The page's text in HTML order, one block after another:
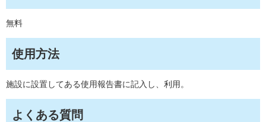
無料
使用方法
施設に設置してある使用報告書に記入し、利用。
よくある質問